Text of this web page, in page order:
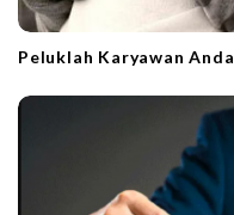
Peluklah Karyawan Anda